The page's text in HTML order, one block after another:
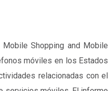
Shopping and Mobile
móviles en los Estados
relacionadas con el